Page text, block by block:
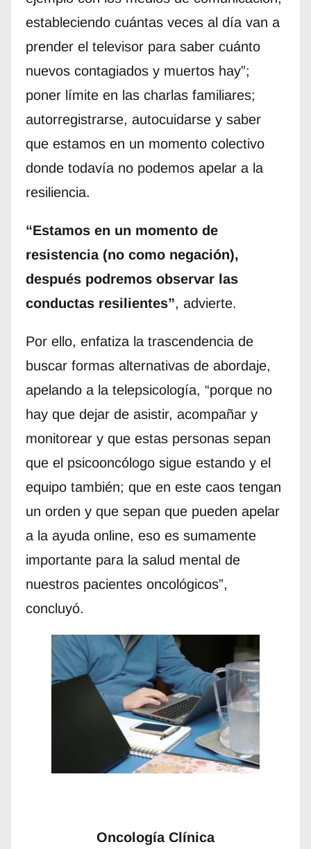
estableciendo cuántas veces al día van a
prender el televisor para saber cuánto
nuevos contagiados y muertos hay”;
poner límite en las charlas familiares;
autorregistrarse, autocuidarse y saber
que estamos en un momento colectivo
donde todavía no podemos apelar a la
resiliencia.
“Estamos en un momento de
resistencia (no como negación),
después podremos observar las
conductas resilientes”, advierte.
Por ello, enfatiza la trascendencia de
buscar formas alternativas de abordaje,
apelando a la telepsicología, “porque no
hay que dejar de asistir, acompañar y
monitorear y que estas personas sepan
que el psicooncólogo sigue estando y el
equipo también; que en este caos tengan
un orden y que sepan que pueden apelar
a la ayuda online, eso es sumamente
importante para la salud mental de
nuestros pacientes oncológicos”,
concluyó.
Oncología Clínica